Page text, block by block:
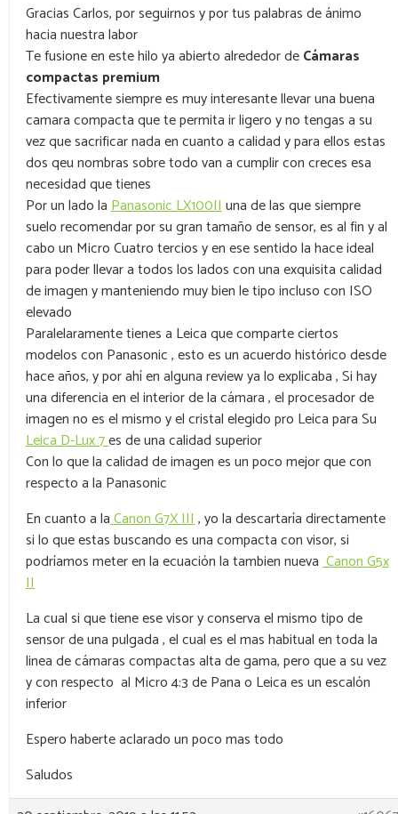
Gracias Carlos, por seguirnos y por tus palabras de ánimo
hacia nuestra labor
Te fusione en este hilo ya abierto alrededor deCámaras
compactas premium
Efectivamente siempre es muy interesante llevar una buena
camara compacta que te permita ir ligero y no tengas a su
vez que sacrificar nada en cuanto a calidad y para ellos estas
dos qeu nombras sobre todo van a cumplir con creces esa
necesidad que tienes
Por un lado laPanasonic LX100IIuna de las que siempre
suelo recomendar por su gran tamaño de sensor, es al fin y al
cabo un Micro Cuatro tercios y en ese sentido la hace ideal
para poder llevar a todos los lados con una exquisita calidad
de imagen y manteniendo muy bien le tipo incluso con ISO
elevado
Paralelaramente tienes a Leica que comparte ciertos
modelos con Panasonic , esto es un acuerdo histórico desde
hace años, y por ahí en alguna review ya lo explicaba , Si hay
una diferencia en el interior de la cámara , el procesador de
imagen no es el mismo y el cristal elegido pro Leica para Su
Leica D-Lux 7es de una calidad superior
Con lo que la calidad de imagen es un poco mejor que con
respecto a la Panasonic
En cuanto a laCanon G7X III, yo la descartaría directamente
si lo que estas buscando es una compacta con visor, si
podríamos meter en la ecuación la tambien nuevaCanon G5x
II
La cual si que tiene ese visor y conserva el mismo tipo de
sensor de una pulgada , el cual es el mas habitual en toda la
linea de cámaras compactas alta de gama, pero que a su vez
y con respecto al Micro 4:3 de Pana o Leica es un escalón
inferior
Espero haberte aclarado un poco mas todo
Saludos